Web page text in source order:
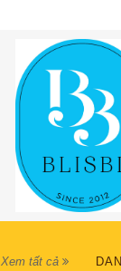
Xem tất cả